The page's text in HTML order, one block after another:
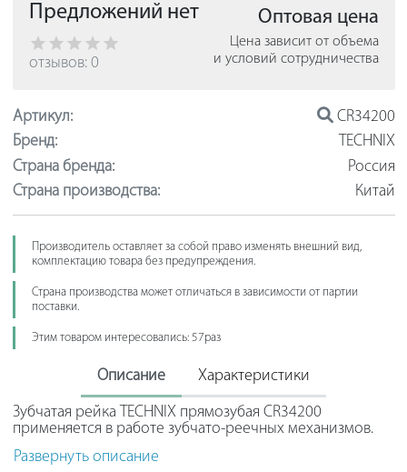
Предложений нет
отзывов: 0
Оптовая цена
Цена зависит от объема
и условий сотрудничества
Артикул:
CR34200
Бренд:
TECHNIX
Страна бренда:
Россия
Страна производства:
Китай
Производитель оставляет за собой право изменять внешний вид,
комплектацию товара без предупреждения.
Страна производства может отличаться в зависимости от партии
поставки.
Этим товаром интересовались: 57раз
Описание Характеристики
Зубчатая рейка TECHNIX прямозубая CR34200
применяется в работе зубчато-реечных механизмов.
Подходит для использования на малых и средних
скоростях. Данная модель изготовлена из прочной
Развернуть описание